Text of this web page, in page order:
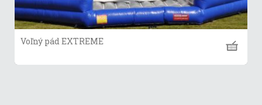
Voľný pád EXTREME